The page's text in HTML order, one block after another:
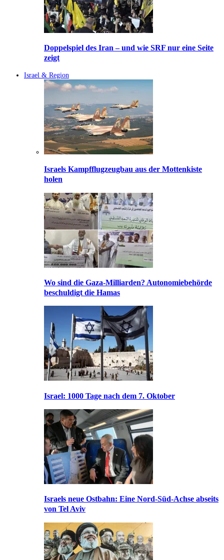
Doppelspiel des Iran – und wie SRF nur eine Seite
zeigt
Israel & Region
Israels Kampfflugzeugbau aus der Mottenkiste
holen
Wo sind die Gaza-Milliarden? Autonomiebehörde
beschuldigt die Hamas
Israel: 1000 Tage nach dem 7. Oktober
Israels neue Ostbahn: Eine Nord-Süd-Achse abseits
von Tel Aviv